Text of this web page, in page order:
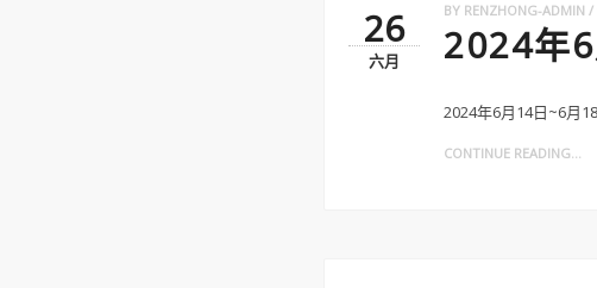
26
六月
BY RENZHONG-ADMIN
2024年
2024年6月14日~6月
CONTINUE READING...